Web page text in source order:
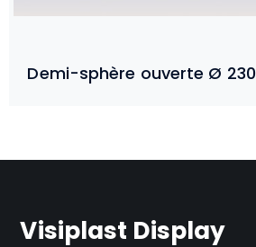
Demi-sphère ouverte Ø 230
Visiplast Display